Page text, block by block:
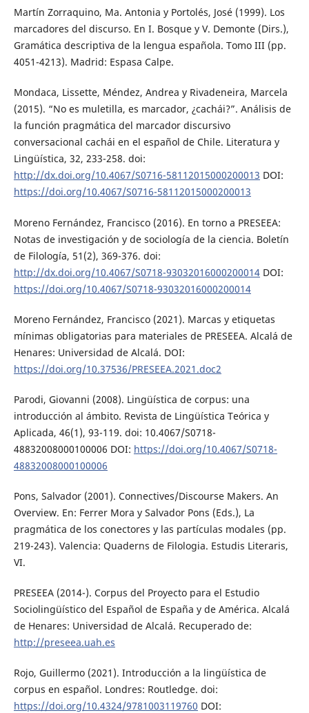
Martín Zorraquino, Ma. Antonia y Portolés, José (1999). Los
marcadores del discurso. En I. Bosque y V. Demonte (Dirs.),
Gramática descriptiva de la lengua española. Tomo III (pp.
4051-4213). Madrid: Espasa Calpe.
Mondaca, Lissette, Méndez, Andrea y Rivadeneira, Marcela
(2015). “No es muletilla, es marcador, ¿cachái?”. Análisis de
la función pragmática del marcador discursivo
conversacional cachái en el español de Chile. Literatura y
Lingüística, 32, 233-258. doi:
http://dx.doi.org/10.4067/S0716-58112015000200013 DOI:
https://doi.org/10.4067/S0716-58112015000200013
Moreno Fernández, Francisco (2016). En torno a PRESEEA:
Notas de investigación y de sociología de la ciencia. Boletín
de Filología, 51(2), 369-376. doi:
http://dx.doi.org/10.4067/S0718-93032016000200014DOI:
https://doi.org/10.4067/S0718-93032016000200014
Moreno Fernández, Francisco (2021). Marcas y etiquetas
mínimas obligatorias para materiales de PRESEEA. Alcalá de
Henares: Universidad de Alcalá. DOI:
https://doi.org/10.37536/PRESEEA.2021.doc2
Parodi, Giovanni (2008). Lingüística de corpus: una
introducción al ámbito. Revista de Lingüística Teórica y
Aplicada, 46(1), 93-119. doi: 10.4067/S0718-
48832008000100006 DOI: https://doi.org/10.4067/S0718-
48832008000100006
Pons, Salvador (2001). Connectives/Discourse Makers. An
Overview. En: Ferrer Mora y Salvador Pons (Eds.), La
pragmática de los conectores y las partículas modales (pp.
219-243). Valencia: Quaderns de Filologia. Estudis Literaris,
VI.
PRESEEA (2014-). Corpus del Proyecto para el Estudio
Sociolingüístico del Español de España y de América. Alcalá
de Henares: Universidad de Alcalá. Recuperado de:
http://preseea.uah.es
Rojo, Guillermo (2021). Introducción a la lingüística de
corpus en español. Londres: Routledge. doi:
https://doi.org/10.4324/9781003119760 DOI: